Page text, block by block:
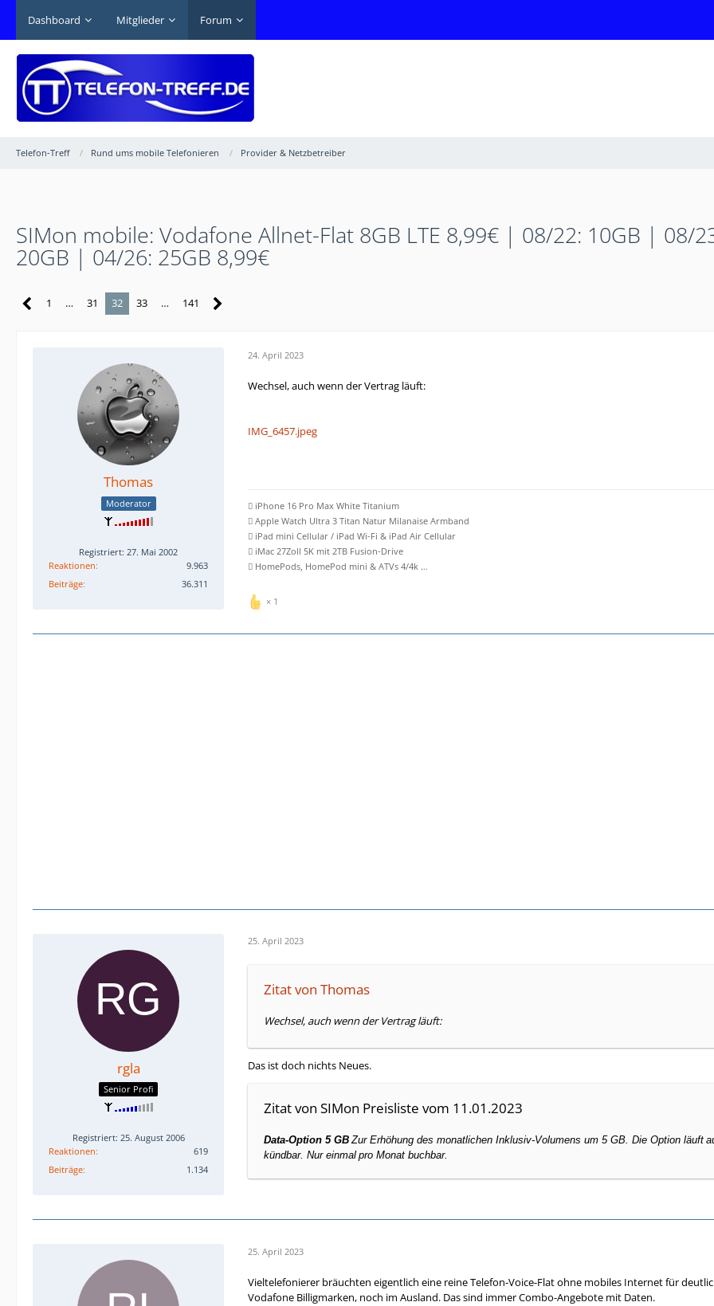
Dashboard Mitglieder Forum
Telefon-Treff Rund ums mobile Telefonieren Provider & Netzbetreiber
SIMon mobile: Vodafone Allnet-Flat 8GB LTE 8,99€ | 08/22: 10GB |
20GB | 04/26: 25GB 8,99€
1 … 31 32 33 … 141
Thomas
Moderator
Registriert: 27. Mai 2002
Reaktionen
9.963
Beiträge
36.311
24. April 2023
Wechsel, auch wenn der Vertrag läuft:
IMG_6457.jpeg
 iPhone 16 Pro Max White Titanium
 Apple Watch Ultra 3 Titan Natur Milanaise Armband
 iPad mini Cellular / iPad Wi-Fi & iPad Air Cellular
 iMac 27Zoll 5K mit 2TB Fusion-Drive
 HomePods, HomePod mini & ATVs 4/4k …
1
rgla
Senior Profi
Registriert: 25. August 2006
Reaktionen
619
Beiträge
1.134
25. April 2023
Zitat von Thomas
Wechsel, auch wenn der Vertrag läuft:
Das ist doch nichts Neues.
Zitat von SIMon Preisliste vom 11.01.2023
Data-Option 5 GB Zur Erhöhung des monatlichen Inklusiv-Volumens um 5 GB. Die Option läuft
kündbar. Nur einmal pro Monat buchbar.
25. April 2023
Vieltelefonierer bräuchten eigentlich eine reine Telefon-Voice-Flat ohne mobiles Internet für
Vodafone Billigmarken, noch im Ausland. Das sind immer Combo-Angebote mit Daten.